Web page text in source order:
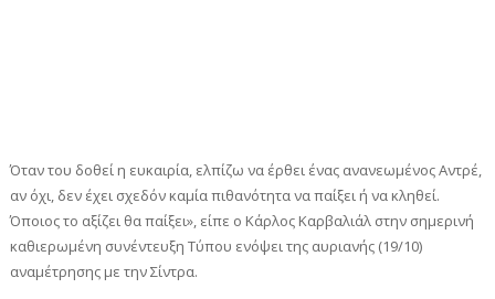
Όταν του δοθεί η ευκαιρία, ελπίζω να έρθει ένας ανανεωμένος Αντρέ,
αν όχι, δεν έχει σχεδόν καμία πιθανότητα να παίξει ή να κληθεί.
Όποιος το αξίζει θα παίξει», είπε ο Κάρλος Καρβαλιάλ στην σημερινή
καθιερωμένη συνέντευξη Τύπου ενόψει της αυριανής (19/10)
αναμέτρησης με την Σίντρα.